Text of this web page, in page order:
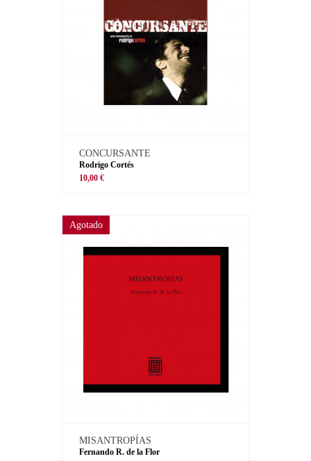
CONCURSANTE
Rodrigo Cortés
10,00 €
Agotado
MISANTROPÍAS
Fernando R. de la Flor